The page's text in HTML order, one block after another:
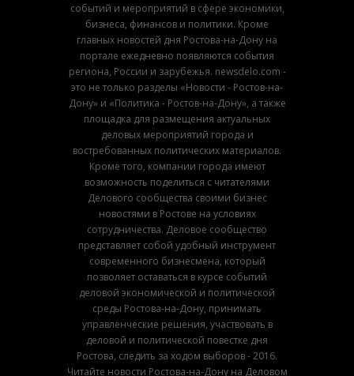
событий и мероприятий в сфере экономики,
бизнеса, финансов и политики. Кроме
главных новостей дня Ростова-на-Дону на
портале ежедневно появляются события
региона, России и зарубежья. newsdelo.com -
это не только разделы «Новости - Ростов-на-
Дону» и «Политика - Ростов-на-Дону», а также
площадка для размещения актуальных
деловых мероприятий города и
востребованных политических материалов.
Кроме того, компании города имеют
возможность поделиться с читателями
Делового сообщества своими бизнес
новостями в Ростове на условиях
сотрудничества. Деловое сообщество
представляет собой удобный инструмент
современного бизнесмена, который
позволяет оставаться в курсе событий
деловой экономической и политической
среды Ростова-на-Дону, принимать
управленческие решения, участвовать в
деловой и политической повестке дня
Ростова, следить за ходом выборов - 2016.
Читайте новости Ростова-на-Дону на Деловом